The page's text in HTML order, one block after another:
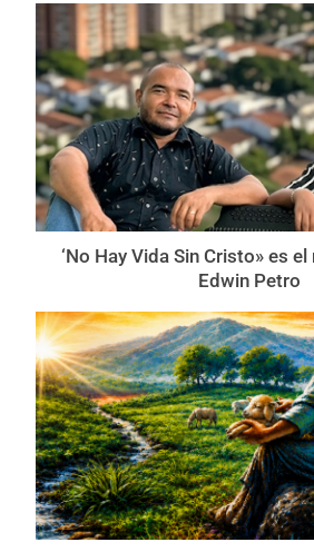
‘No Hay Vida Sin Cristo» es
Edwin Petro